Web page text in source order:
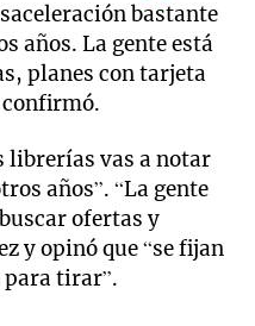
bastante
años. La gente está
planes con tarjeta
confirmó.
librerías vas a notar
años”. “La gente
ofertas y
y opinó que “se fijan
para tirar”.